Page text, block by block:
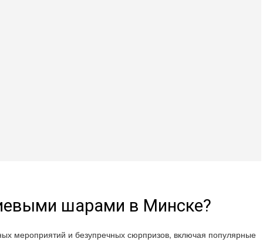
шарами в Минске?
мероприятий и безупречных сюрпризов, включая популярные